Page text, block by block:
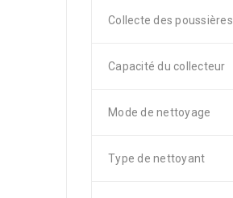
Collecte des poussières
Capacité du collecteur
Mode de nettoyage
Type de nettoyant